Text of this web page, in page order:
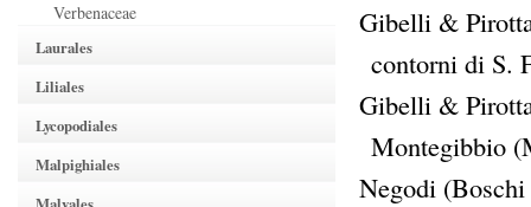
Verbenaceae
Laurales
Liliales
Lycopodiales
Malpighiales
Gibelli &
contorni di S.
Gibelli &
Montegibbio
Negodi